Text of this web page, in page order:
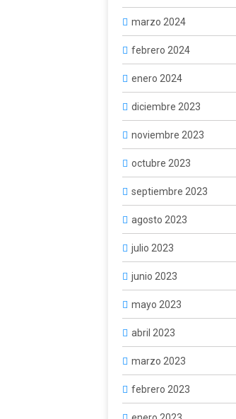
marzo 2024
febrero 2024
enero 2024
diciembre 2023
noviembre 2023
octubre 2023
septiembre 2023
agosto 2023
julio 2023
junio 2023
mayo 2023
abril 2023
marzo 2023
febrero 2023